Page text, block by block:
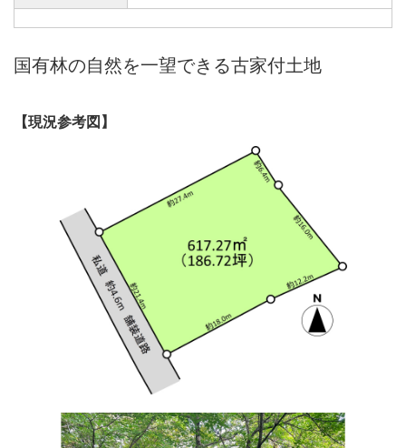
国有林の自然を一望できる古家付土地
【現況参考図】